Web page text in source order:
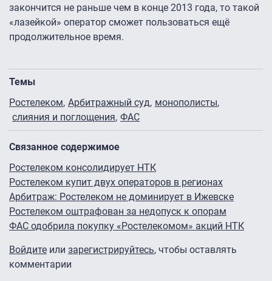
закончится не раньше чем в конце 2013 года, то такой
«лазейкой» оператор сможет пользоваться ещё
продолжительное время.
Темы
Ростелеком Арбитражный суд монополисты
слияния и поглощения ФАС
Связанное содержимое
Ростелеком консолидирует НТК
Ростелеком купит двух операторов в регионах
Арбитраж: Ростелеком не доминирует в Ижевске
Ростелеком оштрафован за недопуск к опорам
ФАС одобрила покупку «Ростелекомом» акций НТК
Войдите или зарегистрируйтесь, чтобы оставлять
комментарии